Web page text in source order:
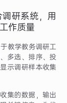
研系统，用
作质量
教学教务调研工
多选、排序、投
示调研样本收集
集的数据，输出